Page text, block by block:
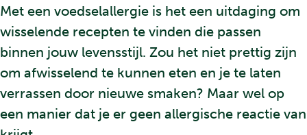
Met een voedselallergie is het een uitdaging om
wisselende recepten te vinden die passen
binnen jouw levensstijl. Zou het niet prettig zijn
om afwisselend te kunnen eten en je te laten
verrassen door nieuwe smaken? Maar wel op
een manier dat je er geen allergische reactie van